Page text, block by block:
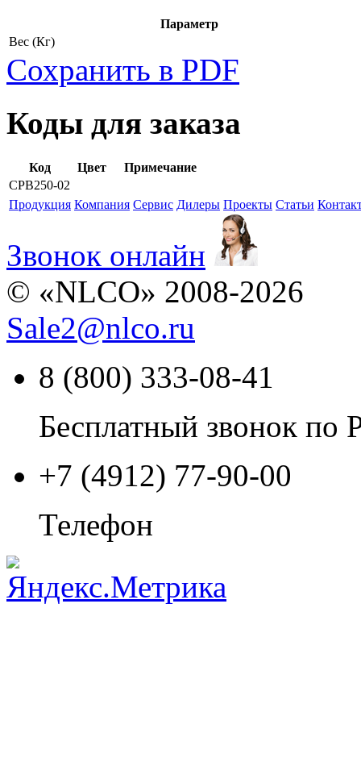
Параметр
Вес (Кг)
Сохранить в PDF
Коды для заказа
Код Цвет
Примечание
CPB250-02
Продукция Компания Сервис Дилеры Проекты Статьи
Звонок онлайн
© «NLCO» 2008-2026
Sale2@nlco.ru
8 (800) 333-08-41
Бесплатный звонок по
+7 (4912) 77-90-00
Телефон